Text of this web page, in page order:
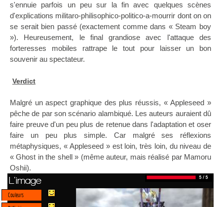
s'ennuie parfois un peu sur la fin avec quelques scènes
d'explications militaro-philisophico-politico-a-mourrir dont on on
se serait bien passé (exactement comme dans « Steam boy
»). Heureusement, le final grandiose avec l'attaque des
forteresses mobiles rattrape le tout pour laisser un bon
souvenir au spectateur.
Verdict
Malgré un aspect graphique des plus réussis, « Appleseed »
pêche de par son scénario alambiqué. Les auteurs auraient dû
faire preuve d'un peu plus de retenue dans l'adaptation et oser
faire un peu plus simple. Car malgré ses réflexions
métaphysiques, « Appleseed » est loin, très loin, du niveau de
« Ghost in the shell » (même auteur, mais réalisé par Mamoru
Oshii).
L'image
Couleurs